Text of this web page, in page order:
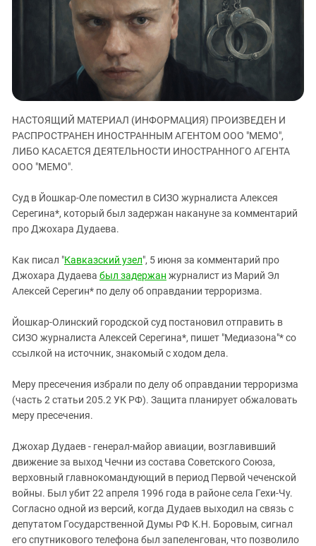
ЗАСТАВЛЯЕТ
КАВКАЗ ЗА ПАЛЕСТИНУ
ИНАКОМЫСЛИЕ В ЧЕЧНЕ
ПРЕСЛЕДОВАНИЕ АКТИВИСТОВ
МОБИЛИЗАЦИЯ И ПРОТЕСТЫ
Кабардино-Балкария
Карачаево-Черкесия
Краснодарский край
Российская Федерация
Северная Осетия - Алания
СКФО
Чечня
Южная Осетия
Южный Кавказ
ЮФО
НАСТОЯЩИЙ МАТЕРИАЛ (ИНФОРМАЦИЯ) ПРОИЗВЕДЕН И
РАСПРОСТРАНЕН ИНОСТРАННЫМ АГЕНТОМ ООО "МЕМО",
ЛИБО КАСАЕТСЯ ДЕЯТЕЛЬНОСТИ ИНОСТРАННОГО АГЕНТА
ООО "МЕМО".
Суд в Йошкар-Оле поместил в СИЗО журналиста Алексея
Серегина*, который был задержан накануне за комментарий
про Джохара Дудаева.
Как писал "Кавказский узел", 5 июня за комментарий про
Джохара Дудаева был задержан журналист из Марий Эл
Алексей Серегин* по делу об оправдании терроризма.
Йошкар-Олинский городской суд постановил отправить в
СИЗО журналиста Алексей Серегина*, пишет "Медиазона"* со
ссылкой на источник, знакомый с ходом дела.
Меру пресечения избрали по делу об оправдании терроризма
(часть 2 статьи 205.2 УК РФ). Защита планирует обжаловать
меру пресечения.
Джохар Дудаев - генерал-майор авиации, возглавивший
движение за выход Чечни из состава Советского Союза,
верховный главнокомандующий в период Первой чеченской
войны. Был убит 22 апреля 1996 года в районе села Гехи-Чу.
Согласно одной из версий, когда Дудаев выходил на связь с
депутатом Государственной Думы РФ К.Н. Боровым, сигнал
его спутникового телефона был запеленгован, что позволило